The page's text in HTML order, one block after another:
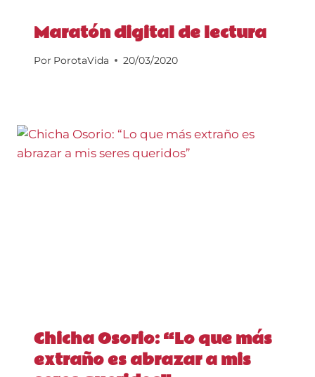
Maratón digital de lectura
Por PorotaVida 20/03/2020
Chicha Osorio: “Lo que más
extraño es abrazar a mis